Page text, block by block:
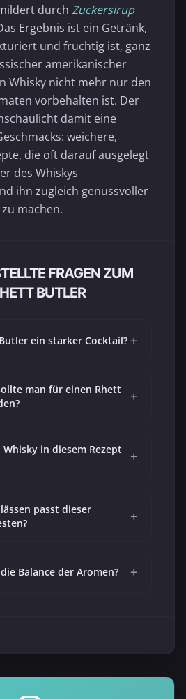
durch Zuckersirup
Ergebnis ist ein Getränk,
und fruchtig ist, ganz
amerikanischer
Whisky nicht mehr nur den
vorbehalten ist. Der
damit eine
weichere,
die oft darauf ausgelegt
des Whiskys
ihn zugleich genussvoller
machen.
FRAGEN ZUM
BUTLER
ein starker Cocktail? +
man für einen Rhett
+
in diesem Rezept
+
passt dieser
+
Balance der Aromen? +